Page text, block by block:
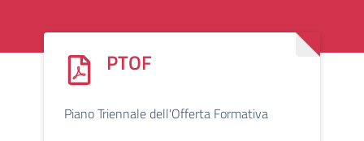
PTOF
Piano Triennale dell'Offerta Formativa